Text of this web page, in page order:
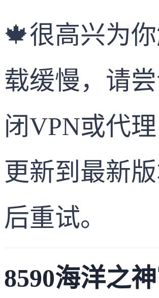
🍁很高兴为
载缓慢，请
闭VPN或代
更新到最新
后重试。
8590海洋之